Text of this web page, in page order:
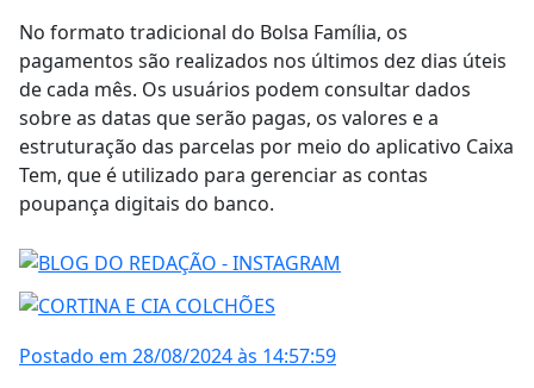
No formato tradicional do Bolsa Família, os
pagamentos são realizados nos últimos dez dias úteis
de cada mês. Os usuários podem consultar dados
sobre as datas que serão pagas, os valores e a
estruturação das parcelas por meio do aplicativo Caixa
Tem, que é utilizado para gerenciar as contas
poupança digitais do banco.
Postado em 28/08/2024 às 14:57:59